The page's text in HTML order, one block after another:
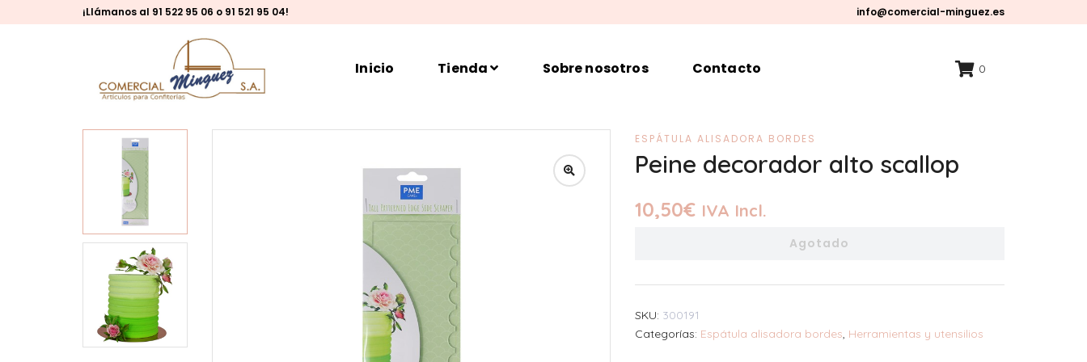
¡Llámanos al 91 522 95 06 o 91 521 95 04! info@comercial-minguez.es
Inicio Tienda Sobre nosotros Contacto 0
ESPÁTULA ALISADORA BORDES
Peine decorador alto scallop
10,50€ IVA Incl.
Agotado
SKU: 300191
Categorías: Espátula alisadora bordes, Herramientas y utensilios